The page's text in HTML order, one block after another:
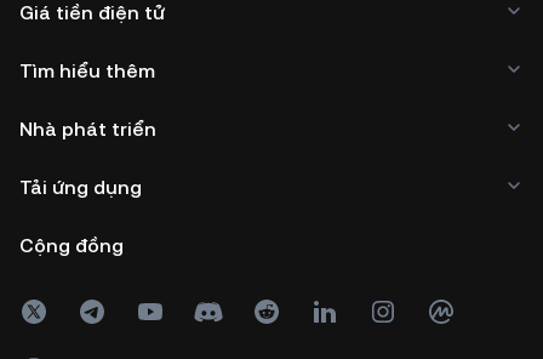
Giá tiền điện tử
Tìm hiểu thêm
Nhà phát triển
Tải ứng dụng
Cộng đồng